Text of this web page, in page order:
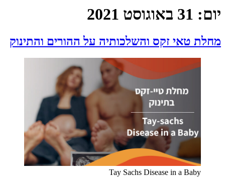
יום: 31 באוגוסט 2021
מחלת טאי זקס והשלכותיה על ההורים והתינוק
Tay Sachs Disease in a Baby